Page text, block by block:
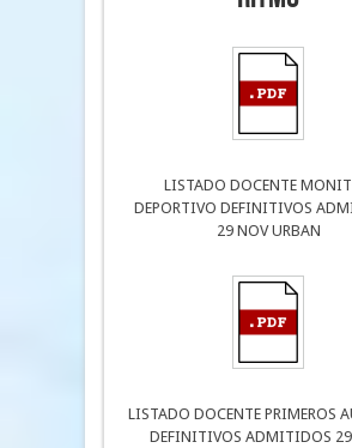
LISTADO DOCENTE
DEPORTIVO DEFINITIVOS
29 NOV URBAN
LISTADO DOCENTE PRIMEROS
DEFINITIVOS ADMITIDOS